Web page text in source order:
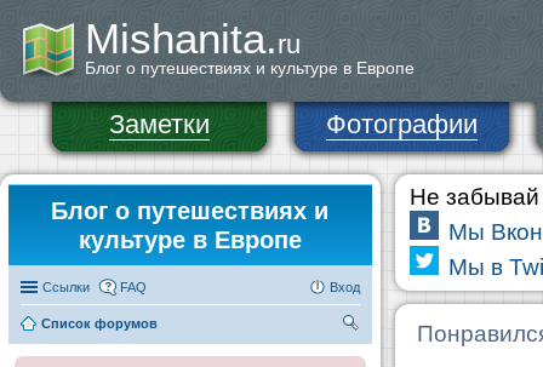
Mishanita.ru
Блог о путешествиях и культуре в Европе
Заметки Фотографии
Блог о путешествиях и
культуре в Европе
Ссылки FAQ Вход
Список форумов
Не забывай
Мы
Мы в